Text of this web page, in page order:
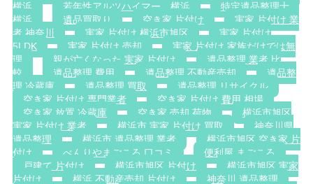
横浜
若年性アルツハイマー 横浜
特定遺品整理士
横浜
遺品買取り 空き家 片付け
実家 片付け 業
者 神奈川
実家 片付け 横浜市旭区
実家 片付け
5LDK
実家 片付け 売却
実家 片付け 家族だけでは無
理
親が亡くなった 実家 片付け
遺品整理 業者 比
較
遺品整理 費用 遺品整理 不動産売却
遺品整
理 冷蔵庫
遺品整理 買取
遺品整理 リサイクル
空き家 片付け 専門業者
空き家 片付け 費用 相場
空き家 放置 冷蔵庫
空き家 売却 荷物
横浜市旭区
実家 片付け 業者
横浜市 実家 片付け 買取
神奈川県
遺品整理
横浜市 遺品整理 業者
横浜市旭区 空き家 片
付け
べんりやまごころ 口コミ
便利屋 まごころ
戸建て 片付け
横浜市旭区 片付け
横浜市旭区 実家
片付け
横浜 不動産売却 片付け 神奈川 遺品整理